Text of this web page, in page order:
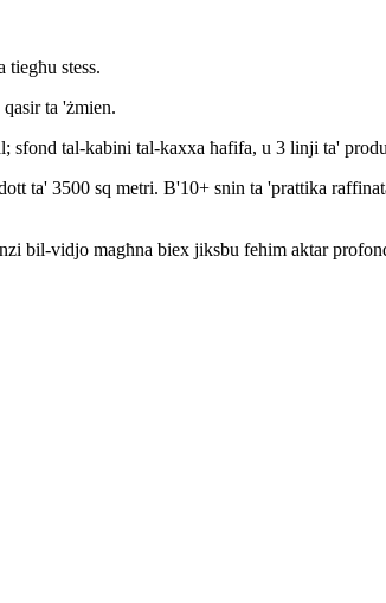
stess.
ta 'żmien.
tal-kabini tal-kaxxa ħafifa, u 3 linji ta'
ta' 3500 sq metri. B'10+ snin ta 'prattika
bil-vidjo magħna biex jiksbu fehim aktar